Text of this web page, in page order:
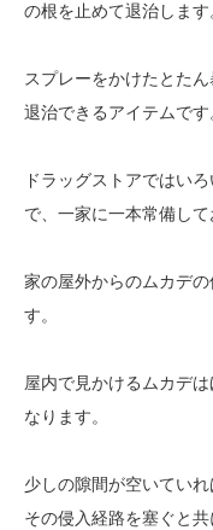
の根を止めて退治します
スプレーをかけたとた
退治できるアイテムです
ドラッグストアではい
で、一家に一本常備して
家の屋外からのムカデ
す。
屋内で見かけるムカデ
なります。
少しの隙間が空いてい
その侵入経路を塞ぐと